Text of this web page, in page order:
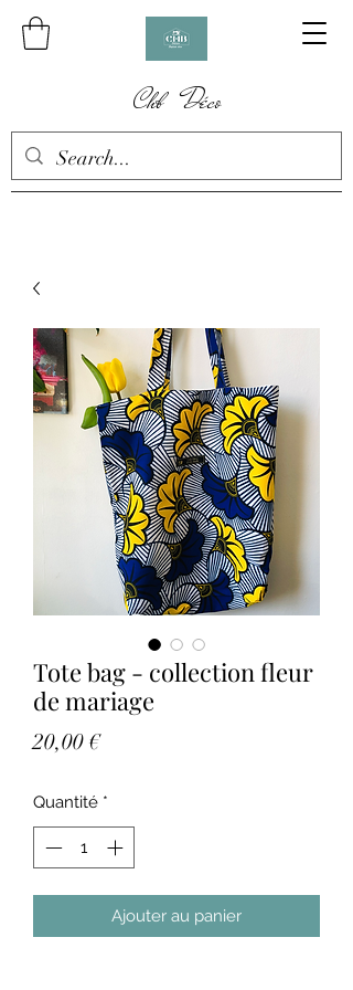
Chb Déco
Tote bag - collection fleur
de mariage
20,00 €Prix
Quantité *
Ajouter au panier